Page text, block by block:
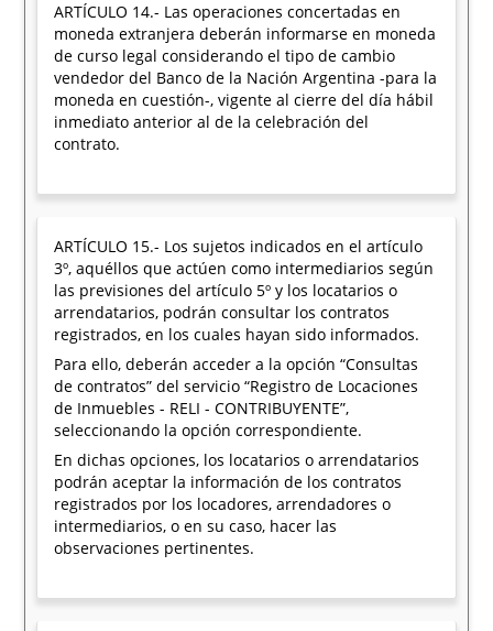
ARTÍCULO 14.- Las operaciones concertadas en
moneda extranjera deberán informarse en moneda
de curso legal considerando el tipo de cambio
vendedor del Banco de la Nación Argentina -para la
moneda en cuestión-, vigente al cierre del día hábil
inmediato anterior al de la celebración del
contrato.
ARTÍCULO 15.- Los sujetos indicados en el artículo
3º, aquéllos que actúen como intermediarios según
las previsiones del artículo 5º y los locatarios o
arrendatarios, podrán consultar los contratos
registrados, en los cuales hayan sido informados.
Para ello, deberán acceder a la opción “Consultas
de contratos” del servicio “Registro de Locaciones
de Inmuebles - RELI - CONTRIBUYENTE”,
seleccionando la opción correspondiente.
En dichas opciones, los locatarios o arrendatarios
podrán aceptar la información de los contratos
registrados por los locadores, arrendadores o
intermediarios, o en su caso, hacer las
observaciones pertinentes.